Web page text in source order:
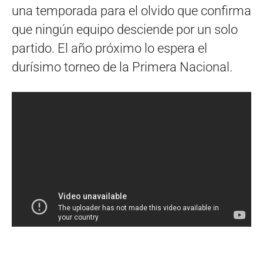
una temporada para el olvido que confirma
que ningún equipo desciende por un solo
partido. El año próximo lo espera el
durísimo torneo de la Primera Nacional.